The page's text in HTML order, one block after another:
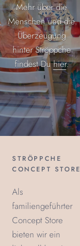
Mehr über die
Menschen und die
Überzeugung
hinter Ströppche
findest Duhier.
STRÖPPCHE
CONCEPT STORE
Als
familiengeführter
Concept Store
bieten wir ein